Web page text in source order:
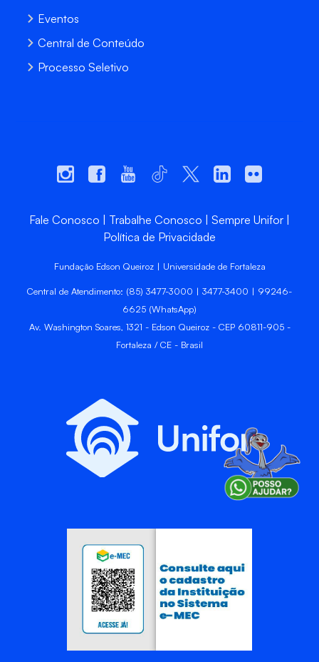
Eventos
Central de Conteúdo
Processo Seletivo
Fale Conosco Trabalhe Conosco
Sempre Unifor
Política de Privacidade
Fundação Edson Queiroz | Universidade de Fortaleza
Central de Atendimento: (85) 3477-3000 | 3477-3400 | 99246-
6625 (WhatsApp)
Av. Washington Soares, 1321 - Edson Queiroz - CEP 60811-905 -
Fortaleza / CE - Brasil